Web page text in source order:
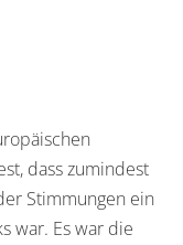
dass zumindest
Stimmungen ein
war. Es war die